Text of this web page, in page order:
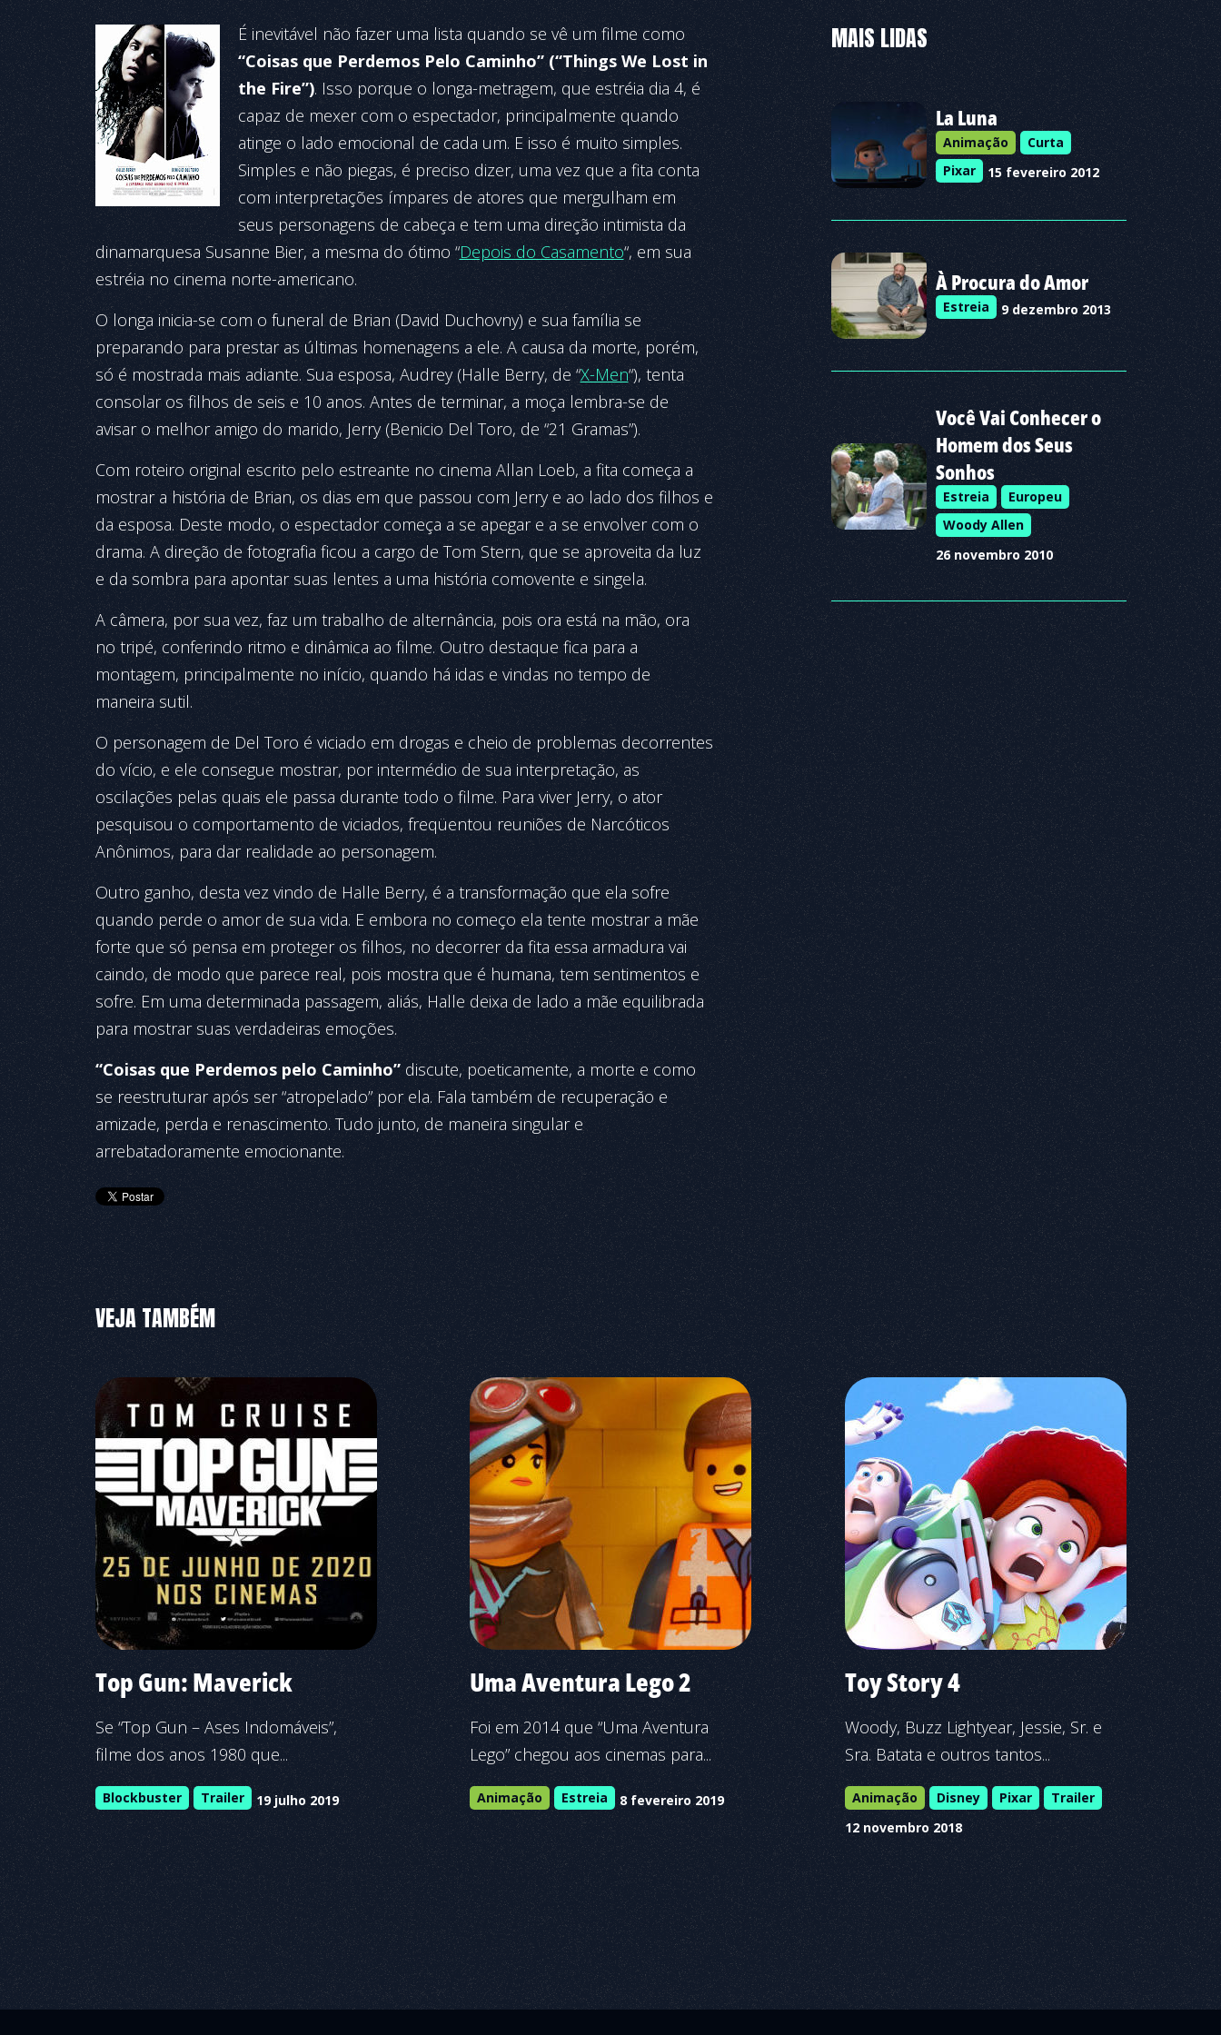
É inevitável não fazer uma lista quando se vê um filme como
“Coisas que Perdemos Pelo Caminho” (“Things We Lost in
the Fire”). Isso porque o longa-metragem, que estréia dia 4, é
capaz de mexer com o espectador, principalmente quando
atinge o lado emocional de cada um. E isso é muito simples.
Simples e não piegas, é preciso dizer, uma vez que a fita conta
com interpretações ímpares de atores que mergulham em
seus personagens de cabeça e tem uma direção intimista da
dinamarquesa Susanne Bier, a mesma do ótimo “Depois do Casamento“, em sua
estréia no cinema norte-americano.
O longa inicia-se com o funeral de Brian (David Duchovny) e sua família se
preparando para prestar as últimas homenagens a ele. A causa da morte, porém,
só é mostrada mais adiante. Sua esposa, Audrey (Halle Berry, de “X-Men“), tenta
consolar os filhos de seis e 10 anos. Antes de terminar, a moça lembra-se de
avisar o melhor amigo do marido, Jerry (Benicio Del Toro, de “21 Gramas”).
Com roteiro original escrito pelo estreante no cinema Allan Loeb, a fita começa a
mostrar a história de Brian, os dias em que passou com Jerry e ao lado dos filhos e
da esposa. Deste modo, o espectador começa a se apegar e a se envolver com o
drama. A direção de fotografia ficou a cargo de Tom Stern, que se aproveita da luz
e da sombra para apontar suas lentes a uma história comovente e singela.
A câmera, por sua vez, faz um trabalho de alternância, pois ora está na mão, ora
no tripé, conferindo ritmo e dinâmica ao filme. Outro destaque fica para a
montagem, principalmente no início, quando há idas e vindas no tempo de
maneira sutil.
O personagem de Del Toro é viciado em drogas e cheio de problemas decorrentes
do vício, e ele consegue mostrar, por intermédio de sua interpretação, as
oscilações pelas quais ele passa durante todo o filme. Para viver Jerry, o ator
pesquisou o comportamento de viciados, freqüentou reuniões de Narcóticos
Anônimos, para dar realidade ao personagem.
Outro ganho, desta vez vindo de Halle Berry, é a transformação que ela sofre
quando perde o amor de sua vida. E embora no começo ela tente mostrar a mãe
forte que só pensa em proteger os filhos, no decorrer da fita essa armadura vai
caindo, de modo que parece real, pois mostra que é humana, tem sentimentos e
sofre. Em uma determinada passagem, aliás, Halle deixa de lado a mãe equilibrada
para mostrar suas verdadeiras emoções.
“Coisas que Perdemos pelo Caminho”discute, poeticamente, a morte e como
se reestruturar após ser “atropelado” por ela. Fala também de recuperação e
amizade, perda e renascimento. Tudo junto, de maneira singular e
arrebatadoramente emocionante.
MAIS LIDAS
La Luna
Animação
Curta
Pixar
15 fevereiro 2012
À Procura do Amor
Estreia 9 dezembro 2013
Você Vai Conhecer o
Homem dos Seus
Sonhos
Estreia
Europeu
Woody Allen
26 novembro 2010
VEJA TAMBÉM
Top Gun: Maverick
Se “Top Gun – Ases Indomáveis”,
filme dos anos 1980 que...
Blockbuster Trailer 19 julho 2019
Uma Aventura Lego 2
Foi em 2014 que “Uma Aventura
Lego” chegou aos cinemas para...
Animação Estreia 8 fevereiro 2019
Toy Story 4
Woody, Buzz Lightyear, Jessie, Sr. e
Sra. Batata e outros tantos...
Animação Disney Pixar
Trailer
12 novembro 2018